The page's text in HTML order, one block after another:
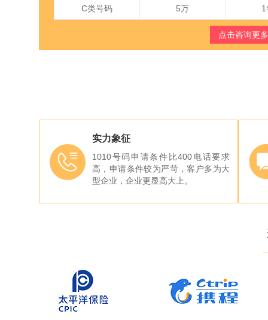
C类号码 5万 1
点击咨询更
实力象征
1010号码申请条件比400电话要求
高，申请条件较为严苛，客户多为大
型企业，企业更显高大上。